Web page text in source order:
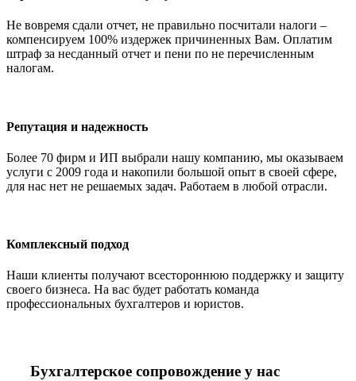
Не вовремя сдали отчет, не правильно посчитали налоги –
компенсируем 100% издержек причиненных Вам. Оплатим
штраф за несданный отчет и пени по не перечисленным
налогам.
Репутация и надежность
Более 70 фирм и ИП выбрали нашу компанию, мы оказываем
услуги с 2009 года и накопили большой опыт в своей сфере,
для нас нет не решаемых задач. Работаем в любой отрасли.
Комплексный подход
Наши клиенты получают всестороннюю поддержку и защиту
своего бизнеса. На вас будет работать команда
профессиональных бухгалтеров и юристов.
Бухгалтерское сопровождение у нас